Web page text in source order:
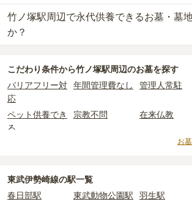
素材によって変わります。
樹木葬・納骨堂・永代供養墓は、基本的に墓石
なお、お墓によっては以下の費用が別途かかる
・開眼法要の費用：お墓を新しく建てた際に行
用。僧侶に渡すお布施がかかります。
・納骨式の費用
：お墓に遺骨を納める儀式のた
すお布施、会食などの費用がかかります。
：お墓の管理費。契約後、毎年発
正確な費用は、区画や石材の選び方によって大
積もりを取るまで確定しません。
する「合祀墓（ごうしぼ）」と呼ばれるタイプ
比べて省スペースで管理の手間がかからないた
されています。
価格の目安は、1名あたり5万円〜30万円程度で
竹ノ塚駅周辺で安価なお墓を探したい場合は、
替えてお墓を探すのがおすすめです。
一方で、東京都内には、県または市区町村が運
16 件あります。
公営霊園は民営の霊園と異なり、契約にあたっ
主な条件として、遺骨がすでにある、該当の市
上住んでいるなどが挙げられます。
条件を満たさない場合は、申し込み自体ができ
め、事前の確認が重要です。
契約条件の詳細は、各霊園のページをご確認い
竹ノ塚駅周辺には、6件の樹木葬があります。
詳しくは、
竹ノ塚駅周辺で永代供養できるお墓・墓
か？
詳しくは、竹ノ塚駅周辺の永代供養の一覧をご
こだわり条件から竹ノ塚駅周辺のお墓を探す
バリアフリー対
応
年間管理費なし 管理人常駐
ペット供養でき
る
宗教不問 在来仏教
寺院墓地
1人用区画あり
お
東武伊勢崎線の駅一覧
春日部駅
東武動物公園駅 羽生駅